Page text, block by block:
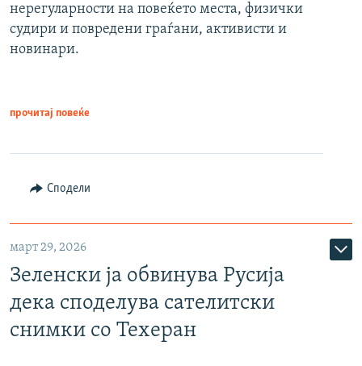
нерегуларности на повеќето места, физички
судири и повредени граѓани, активисти и
новинари.
прочитај повеќе
Сподели
март 29, 2026
Зеленски ја обвинува Русија
дека споделува сателитски
снимки со Техеран